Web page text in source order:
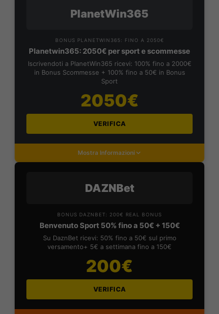
PlanetWin365
BONUS PLANETWIN365: FINO A 2050€
Planetwin365: 2050€ per sport e scommesse
Iscrivendoti a PlanetWin365 ricevi: 100% fino a 2000€
in Bonus Scommesse + 100% fino a 50€ in Bonus
Sport
2050€
VERIFICA
Mostra Informazioni
DAZNBet
BONUS DAZNBET: 200€ REAL BONUS
Benvenuto Sport 50% fino a 50€ + 150€
Su DaznBet ricevi: 50% fino a 50€ sul primo
versamento+ 5€ a settimana fino a 150€
200€
VERIFICA